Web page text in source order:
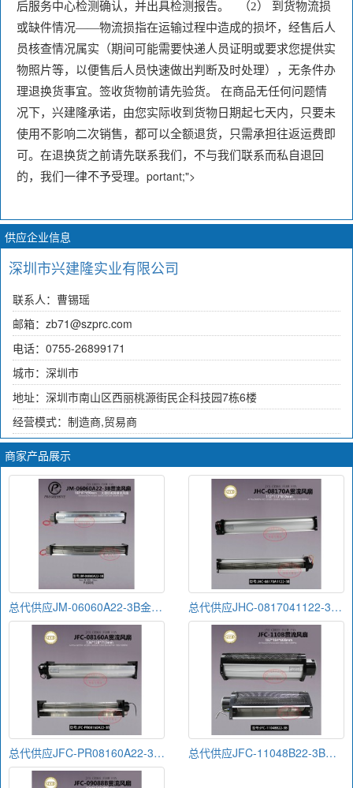
后服务中心检测确认，并出具检测报告。   （2） 到货物流损
或缺件情况——物流损指在运输过程中造成的损坏，经售后人
员核查情况属实（期间可能需要快递人员证明或要求您提供实
物照片等，以便售后人员快速做出判断及时处理），无条件办
理退换货事宜。签收货物前请先验货。 在商品无任何问题情
况下，兴建隆承诺，由您实际收到货物日期起七天内，只要未
使用不影响二次销售，都可以全额退货，只需承担往返运费即
可。在退换货之前请先联系我们，不与我们联系而私自退回
的，我们一律不予受理。 portant;">
供应企业信息
深圳市兴建隆实业有限公司
联系人：曹锡瑶
邮箱：zb71@szprc.com
电话：0755-26899171
城市：深圳市
地址：深圳市南山区西丽桃源街民企科技园7栋6楼
经营模式：制造商,贸易商
商家产品展示
总代供应JM-06060A22-3B金亿翔贯流风扇 总代供应JHC-0817041122-3B金亿翔贯流风扇
总代供应JFC-PR08160A22-3B金亿翔贯流风扇 总代供应JFC-11048B22-3B金亿翔贯流风扇